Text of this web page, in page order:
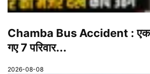
Chamba Bus Accident :
गए 7 परिवार...
2026-08-08